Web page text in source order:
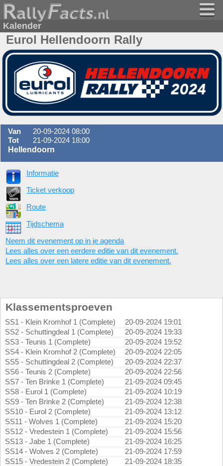
Kalender
Eurol Hellendoorn Rally
Van
20-09-2024 08:00
Tot
21-09-2024 18:00
Hellendoorn
Informatie
Ticket verkoop
Route
Tijdschema
Neem dit evenement op in je agenda
Lees alles over een eerdere editie van dit evenement.
Lees alles over een latere editie van dit evenement.
Klassementsproeven
SS1 - Klein Kromhof 1 (Complete)
20-09-2024 19:01
SS2 - Schuttingdeal 1 (Complete)
20-09-2024 19:33
SS3 - Teunis 1 (Complete)
20-09-2024 19:52
SS4 - Klein Kromhof 2 (Complete)
20-09-2024 22:05
SS5 - Schuttingdeal 2 (Complete)
20-09-2024 22:37
SS6 - Teunis 2 (Complete)
20-09-2024 22:56
SS7 - Ten Brinke 1 (Complete)
21-09-2024 09:45
SS8 - Eurol 1 (Complete)
21-09-2024 10:19
SS9 - Ten Brinke 2 (Complete)
21-09-2024 12:38
SS10 - Eurol 2 (Complete)
21-09-2024 13:12
SS11 - Wolves 1 (Complete)
21-09-2024 15:20
SS12 - Vredestein 1 (Complete)
21-09-2024 15:56
SS13 - Jabe 1 (Complete)
21-09-2024 16:25
SS14 - Wolves 2 (Complete)
21-09-2024 17:59
SS15 - Vredestein 2 (Complete)
21-09-2024 18:35